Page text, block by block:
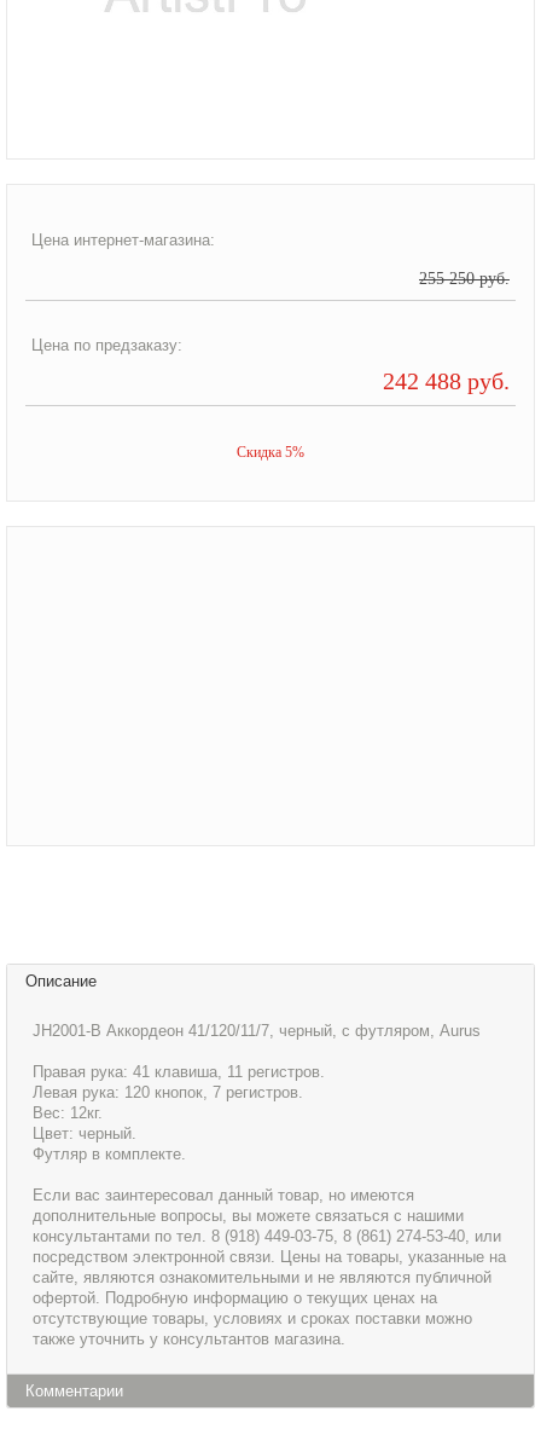
Цена интернет-магазина:
255 250 руб.
Цена по предзаказу:
242 488 руб.
Скидка 5%
Описание
JH2001-B Аккордеон 41/120/11/7, черный, с футляром, Aurus
Правая рука: 41 клавиша, 11 регистров.
Левая рука: 120 кнопок, 7 регистров.
Вес: 12кг.
Цвет: черный.
Футляр в комплекте.
Если вас заинтересовал данный товар, но имеются
дополнительные вопросы, вы можете связаться с нашими
консультантами по тел. 8 (918) 449-03-75, 8 (861) 274-53-40, или
посредством электронной связи. Цены на товары, указанные на
сайте, являются ознакомительными и не являются публичной
офертой. Подробную информацию о текущих ценах на
отсутствующие товары, условиях и сроках поставки можно
также уточнить у консультантов магазина.
Комментарии